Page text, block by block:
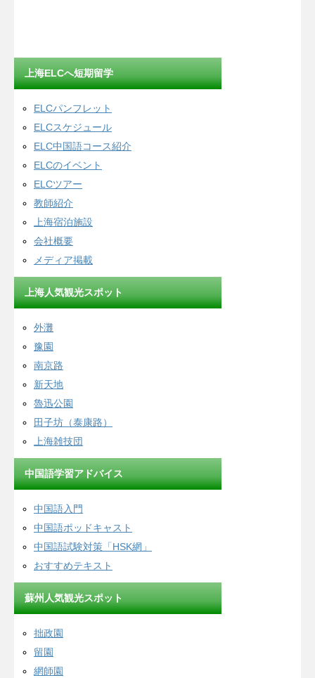
上海ELCへ短期留学
ELCパンフレット
ELCスケジュール
ELC中国語コース紹介
ELCのイベント
ELCツアー
教師紹介
上海宿泊施設
会社概要
メディア掲載
上海人気観光スポット
外灘
豫園
南京路
新天地
魯迅公園
田子坊（泰康路）
上海雑技団
中国語学習アドバイス
中国語入門
中国語ポッドキャスト
中国語試験対策「HSK網」
おすすめテキスト
蘇州人気観光スポット
拙政園
留園
網師園